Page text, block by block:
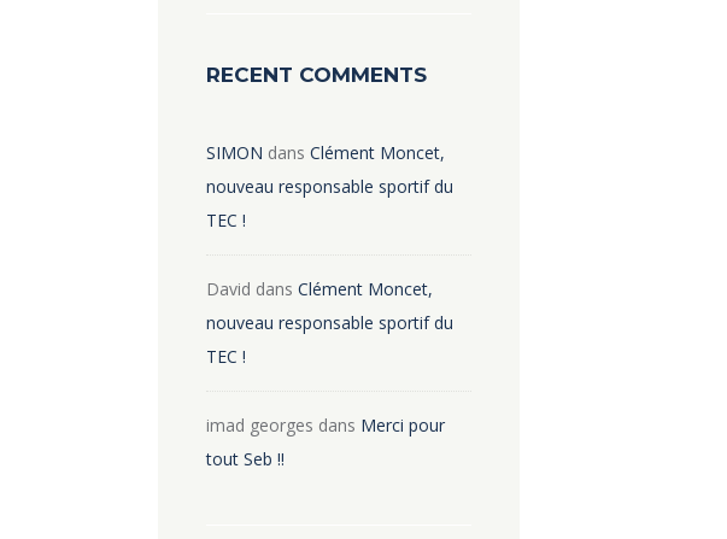
RECENT COMMENTS
SIMON dans Clément Moncet,
nouveau responsable sportif du
TEC !
David dans Clément Moncet,
nouveau responsable sportif du
TEC !
imad georges dans Merci pour
tout Seb !!